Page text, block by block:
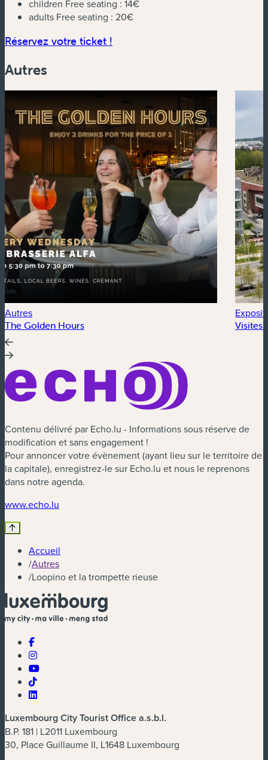
children Free seating : 14€
adults Free seating : 20€
Réservez votre ticket !
Autres
Autres
The Golden Hours Visites
Contenu délivré par Echo.lu - Informations sous réserve de
modification et sans engagement !
Pour annoncer votre évènement (ayant lieu sur le territoire de
la capitale), enregistrez-le sur Echo.lu et nous le reprenons
dans notre agenda.
www.echo.lu
Accueil
/Autres
/Loopino et la trompette rieuse
Luxembourg City Tourist Office a.s.b.l.
B.P. 181 | L2011 Luxembourg
30, Place Guillaume II, L1648 Luxembourg